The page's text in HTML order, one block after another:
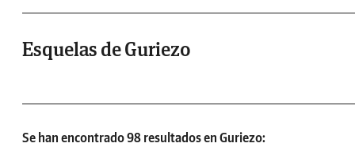
Esquelas de Guriezo
Se han encontrado 98 resultados en Guriezo: